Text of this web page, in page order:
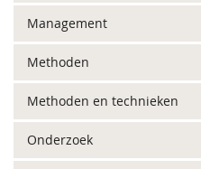
Management
Methoden
Methoden en technieken
Onderzoek